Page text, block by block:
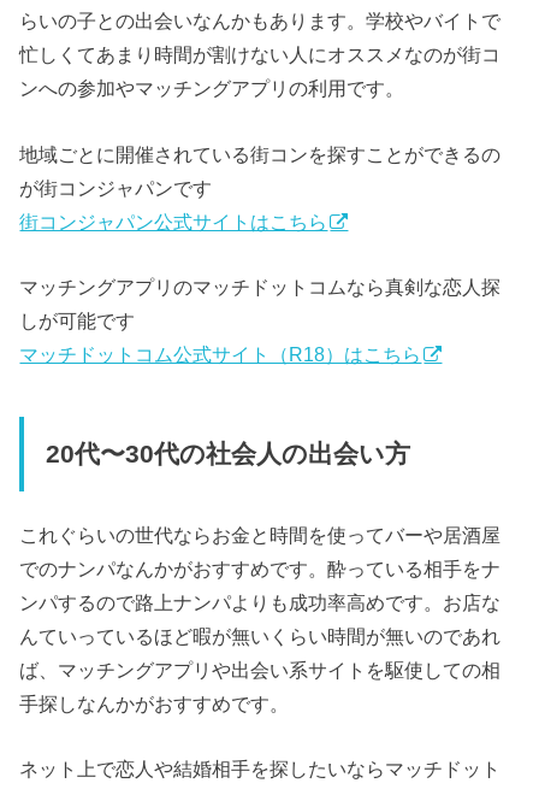
らいの子との出会いなんかもあります。学校やバイトで
忙しくてあまり時間が割けない人にオススメなのが街コ
ンへの参加やマッチングアプリの利用です。
地域ごとに開催されている街コンを探すことができるの
が街コンジャパンです
街コンジャパン公式サイトはこちら
マッチングアプリのマッチドットコムなら真剣な恋人探
しが可能です
マッチドットコム公式サイト（R18）はこちら
20代〜30代の社会人の出会い方
これぐらいの世代ならお金と時間を使ってバーや居酒屋
でのナンパなんかがおすすめです。酔っている相手をナ
ンパするので路上ナンパよりも成功率高めです。お店な
んていっているほど暇が無いくらい時間が無いのであれ
ば、マッチングアプリや出会い系サイトを駆使しての相
手探しなんかがおすすめです。
ネット上で恋人や結婚相手を探したいならマッチドット